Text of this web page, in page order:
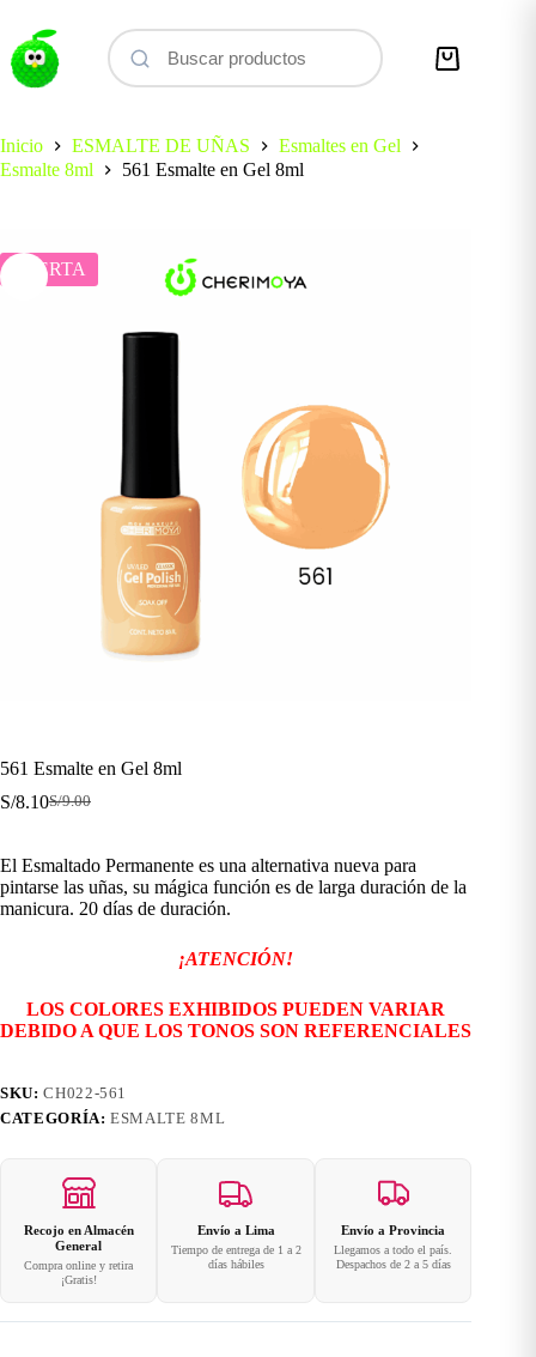
contenido
Carro
Inicio
ESMALTE DE UÑAS
Esmaltes en Gel
Esmalte 8ml
561 Esmalte en Gel 8ml
OFERTA
561 Esmalte en Gel 8ml
S/9.00
El
era:
S/9.00.
S/8.10El
es:
S/8.10.
El Esmaltado Permanente es una alternativa nueva para
pintarse las uñas, su mágica función es de larga duración de la
manicura. 20 días de duración.
¡ATENCIÓN!
LOS COLORES EXHIBIDOS PUEDEN VARIAR
DEBIDO A QUE LOS TONOS SON REFERENCIALES
SKU:CH022-561
CATEGORÍA:ESMALTE 8ML
Recojo en Almacén
General
Compra online y retira
¡Gratis!
Envío a Lima
Tiempo de entrega de 1 a 2
días hábiles
Envío a Provincia
Llegamos a todo el país.
Despachos de 2 a 5 días